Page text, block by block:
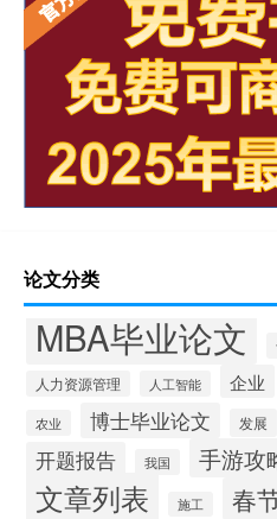
论文分类
MBA毕业论文
人力资源管理
人工智能 企业
农业 博士毕业论文 发展
开题报告 我国 手游攻
文章列表 施工 春